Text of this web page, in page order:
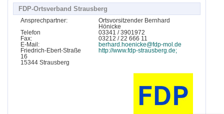
FDP-Ortsverband Strausberg
Ansprechpartner:
Ortsvorsitzender Bernhard
Hönicke
Telefon
03341 / 3901972
Fax:
03212 / 22 666 11
E-Mail:
berhard.hoenicke@fdp-mol.de
Friedrich-Ebert-Straße
16
15344 Strausberg
http://www.fdp-strausberg.de;